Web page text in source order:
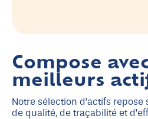
Compose
meilleurs
Notre sélection d’actifs
de qualité, de traçabilité et